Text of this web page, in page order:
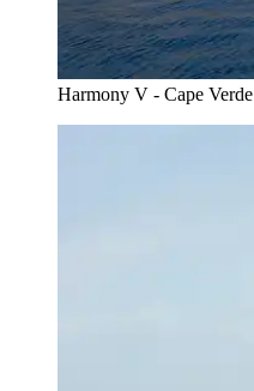
Harmony V - Cape Verde